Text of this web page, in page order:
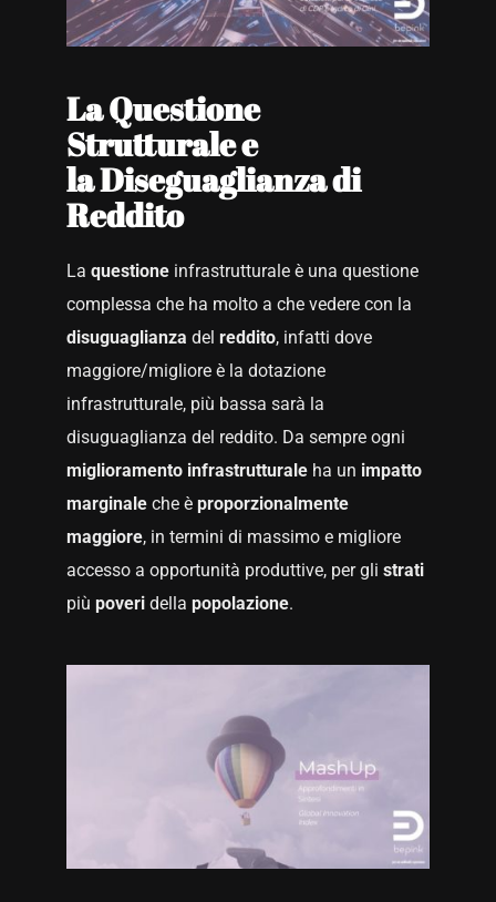
La Questione
Strutturale e
la Diseguaglianza di
Reddito
La questioneinfrastrutturale è una questione
complessa che ha molto a che vedere con la
disuguaglianza del reddito, infatti dove
maggiore/migliore è la dotazione
infrastrutturale, più bassa sarà la
disuguaglianza del reddito. Da sempre ogni
miglioramento infrastrutturaleha un impatto
marginaleche è proporzionalmente
maggiore, in termini di massimo e migliore
accesso a opportunità produttive, per gli strati
più poveridella popolazione.